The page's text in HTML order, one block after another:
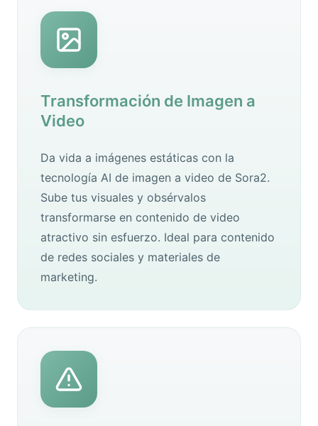
Transformación de Imagen a
Video
Da vida a imágenes estáticas con la
tecnología AI de imagen a video de Sora2.
Sube tus visuales y obsérvalos
transformarse en contenido de video
atractivo sin esfuerzo. Ideal para contenido
de redes sociales y materiales de
marketing.